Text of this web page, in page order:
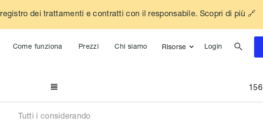
registro dei trattamenti e contratti con il responsabile. Scopri di più 🔗
Come funziona Prezzi Chi siamo Risorse Login 
 156
Tutti i considerando